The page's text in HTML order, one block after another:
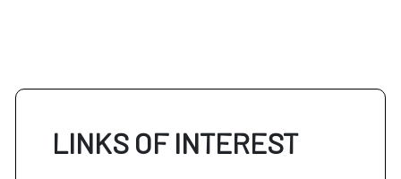
LINKS OF INTEREST